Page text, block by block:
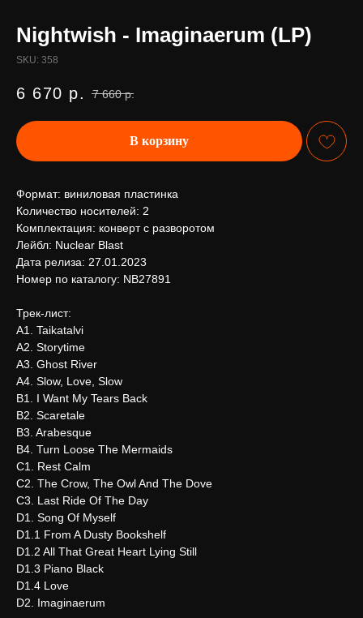
Nightwish - Imaginaerum (LP)
SKU: 358
6 670 р. 7 660 р.
В корзину
Формат: виниловая пластинка
Количество носителей: 2
Комплектация: конверт с разворотом
Лейбл: Nuclear Blast
Дата релиза: 27.01.2023
Номер по каталогу: NB27891
Трек-лист:
А1. Taikatalvi
А2. Storytime
A3. Ghost River
A4. Slow, Love, Slow
B1. I Want My Tears Back
B2. Scaretale
B3. Arabesque
B4. Turn Loose The Mermaids
C1. Rest Calm
C2. The Crow, The Owl And The Dove
C3. Last Ride Of The Day
D1. Song Of Myself
D1.1 From A Dusty Bookshelf
D1.2 All That Great Heart Lying Still
D1.3 Piano Black
D1.4 Love
D2. Imaginaerum